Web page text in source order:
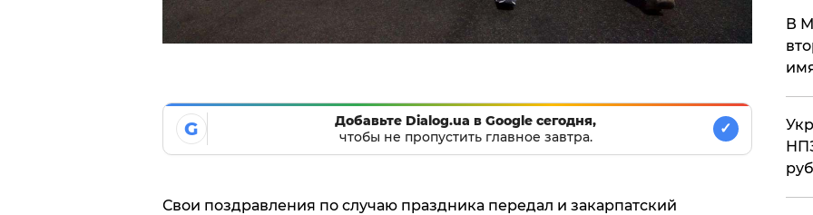
G
Добавьте Dialog.ua в Google сегодня,
чтобы не пропустить главное завтра.
✓
Свои поздравления по случаю праздника передал и закарпатский
В